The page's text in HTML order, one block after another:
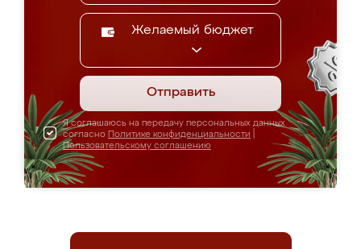
Желаемый бюджет
Отправить
Я соглашаюсь на передачу персональных данных
согласно Политике конфиденциальности
Пользовательскому соглашению